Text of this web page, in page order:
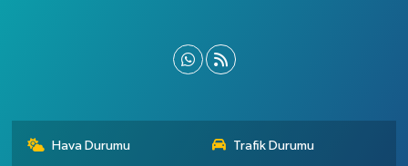
Hava Durumu Trafik Durumu